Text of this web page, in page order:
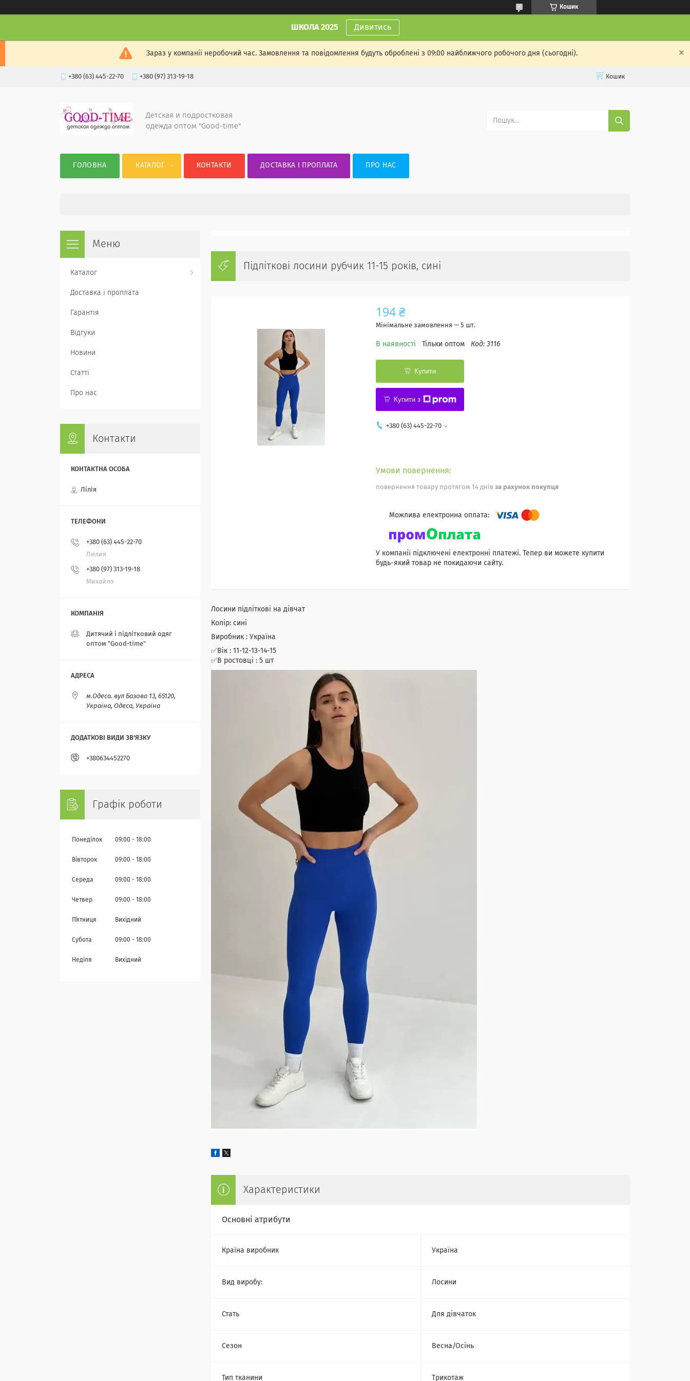
Кошик
ШКОЛА 2025 Дивитись
Зараз у компанії неробочий час. Замовлення та повідомлення будуть оброблені з 09:00 найближчого робочого дня (сьогодні).
+380 (63) 445-22-70 +380 (97) 313-19-18 Кошик
Детская и подростковая
одежда оптом "Good-time"
ГОЛОВНА КАТАЛОГ КОНТАКТИ ДОСТАВКА І ПРОПЛАТА ПРО НАС
Підліткові лосини рубчик 11-15 років, сині
194 ₴
Мінімальне замовлення — 5 шт.
В наявності Тільки оптом Код: 3116
Купити
Купити з
+380 (63) 445-22-70
повернення товару протягом 14 днів за рахунок покупця
У компанії підключені електронні платежі. Тепер ви можете купити
будь-який товар не покидаючи сайту.
Лосини підліткові на дівчат
Колір: сині
Виробник : Україна
✅Вік : 11-12-13-14-15
✅В ростовці : 5 шт
Характеристики
Основні атрибути
Країна виробник Україна
Вид виробу: Лосини
Стать Для дівчаток
Сезон Весна/Осінь
Тип тканини Трикотаж
Каталог
Доставка і проплата
Гарантія
Відгуки
Новини
Статті
Про нас
Контакти
Лілія
+380 (63) 445-22-70
Лилия
+380 (97) 313-19-18
Михайло
Дитячий і підлітковий одяг
оптом "Good-time"
м.Одеса. вул Базова 13, 65120,
Україна, Одеса, Україна
+380634452270
Графік роботи
Понеділок 09:00 18:00
Вівторок 09:00 18:00
Середа 09:00 18:00
Четвер 09:00 18:00
Пʼятниця Вихідний
Субота 09:00 18:00
Неділя Вихідний